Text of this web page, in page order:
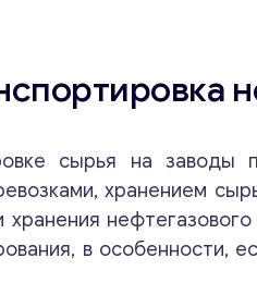
сырья на заводы
хранением
в особенности,